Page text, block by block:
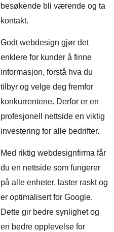
besøkende bli værende og ta
kontakt.
Godt webdesign gjør det
enklere for kunder å finne
informasjon, forstå hva du
tilbyr og velge deg fremfor
konkurrentene. Derfor er en
profesjonell nettside en viktig
investering for alle bedrifter.
Med riktig webdesignfirma får
du en nettside som fungerer
på alle enheter, laster raskt og
er optimalisert for Google.
Dette gir bedre synlighet og
en bedre opplevelse for